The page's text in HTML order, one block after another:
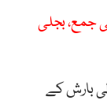
جمع، بجلی
بارش کے